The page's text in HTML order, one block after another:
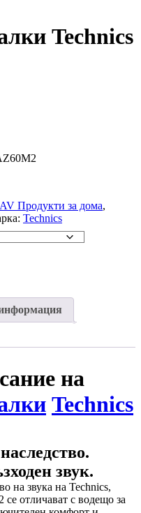
Technics
AV Продукти за дома,
Technics
на
Technics
звук.
на звука на Technics,
отличават с водещо за